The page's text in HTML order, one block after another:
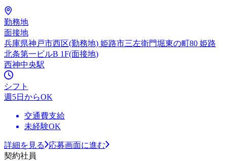
勤務地
面接地
兵庫県神戸市西区(勤務地) 姫路市三左衛門堀東の町80 姫路
北条第一ビルB 1F(面接地)
西神中央駅
シフト
週5日からOK
交通費支給
未経験OK
詳細を見る
応募画面に進む
契約社員